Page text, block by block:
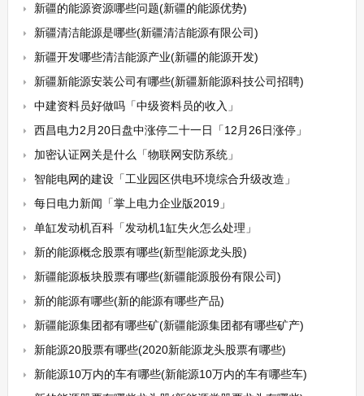
新疆的能源资源哪些问题(新疆的能源优势)
新疆清洁能源是哪些(新疆清洁能源有限公司)
新疆开发哪些清洁能源产业(新疆的能源开发)
新疆新能源安装公司有哪些(新疆新能源科技公司招聘)
中建资料员好做吗「中级资料员的收入」
西昌电力2月20日盘中涨停二十一日「12月26日涨停」
加密认证网关是什么「物联网安防系统」
智能电网的建设「工业园区供电环境综合升级改造」
每日电力新闻「掌上电力企业版2019」
单缸发动机百科「发动机1缸失火怎么处理」
新的能源概念股票有哪些(新型能源龙头股)
新疆能源板块股票有哪些(新疆能源股份有限公司)
新的能源有哪些(新的能源有哪些产品)
新疆能源集团都有哪些矿(新疆能源集团都有哪些矿产)
新能源20股票有哪些(2020新能源龙头股票有哪些)
新能源10万内的车有哪些(新能源10万内的车有哪些车)